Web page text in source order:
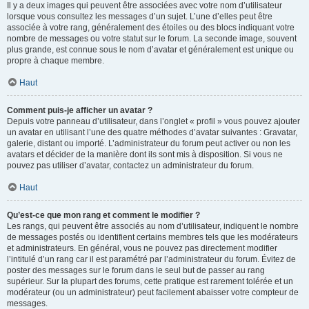
Il y a deux images qui peuvent être associées avec votre nom d’utilisateur
lorsque vous consultez les messages d’un sujet. L’une d’elles peut être
associée à votre rang, généralement des étoiles ou des blocs indiquant votre
nombre de messages ou votre statut sur le forum. La seconde image, souvent
plus grande, est connue sous le nom d’avatar et généralement est unique ou
propre à chaque membre.
Haut
Comment puis-je afficher un avatar ?
Depuis votre panneau d’utilisateur, dans l’onglet « profil » vous pouvez ajouter
un avatar en utilisant l’une des quatre méthodes d’avatar suivantes : Gravatar,
galerie, distant ou importé. L’administrateur du forum peut activer ou non les
avatars et décider de la manière dont ils sont mis à disposition. Si vous ne
pouvez pas utiliser d’avatar, contactez un administrateur du forum.
Haut
Qu’est-ce que mon rang et comment le modifier ?
Les rangs, qui peuvent être associés au nom d’utilisateur, indiquent le nombre
de messages postés ou identifient certains membres tels que les modérateurs
et administrateurs. En général, vous ne pouvez pas directement modifier
l’intitulé d’un rang car il est paramétré par l’administrateur du forum. Évitez de
poster des messages sur le forum dans le seul but de passer au rang
supérieur. Sur la plupart des forums, cette pratique est rarement tolérée et un
modérateur (ou un administrateur) peut facilement abaisser votre compteur de
messages.